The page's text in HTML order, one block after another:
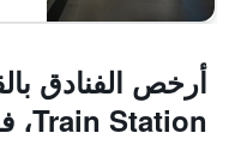
Train Station، فوكوكا